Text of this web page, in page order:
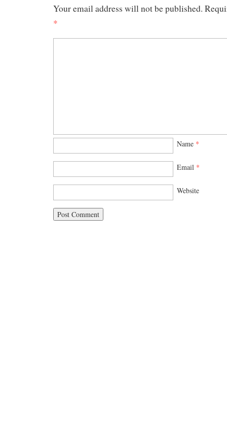
Your email address will not be published.
*
Name *
Email *
Website